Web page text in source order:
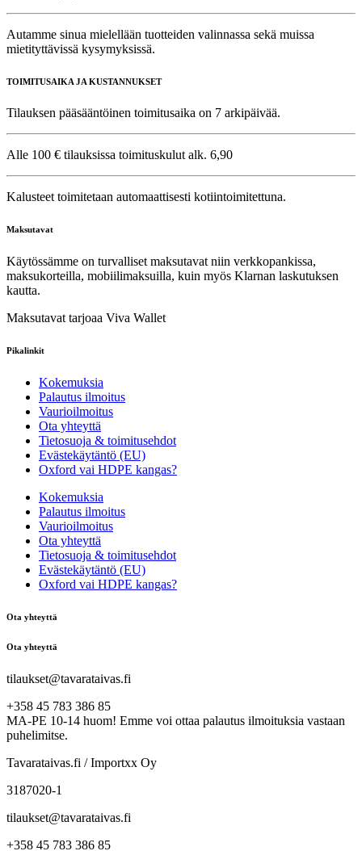
Autamme sinua mielellään tuotteiden valinnassa sekä muissa
mietityttävissä kysymyksissä.
TOIMITUSAIKA JA KUSTANNUKSET
Tilauksen pääsääntöinen toimitusaika on 7 arkipäivää.
Alle 100 € tilauksissa toimituskulut alk. 6,90
Kalusteet toimitetaan automaattisesti kotiintoimitettuna.
Maksutavat
Käytössämme on turvalliset maksutavat niin verkkopankissa,
maksukorteilla, mobiilimaksuilla, kuin myös Klarnan laskutuksen
kautta.
Maksutavat tarjoaa Viva Wallet
Pikalinkit
Kokemuksia
Palautus ilmoitus
Vaurioilmoitus
Ota yhteyttä
Tietosuoja & toimitusehdot
Evästekäytäntö (EU)
Oxford vai HDPE kangas?
Kokemuksia
Palautus ilmoitus
Vaurioilmoitus
Ota yhteyttä
Tietosuoja & toimitusehdot
Evästekäytäntö (EU)
Oxford vai HDPE kangas?
Ota yhteyttä
Ota yhteyttä
tilaukset@tavarataivas.fi
+358 45 783 386 85
MA-PE 10-14 huom! Emme voi ottaa palautus ilmoituksia vastaan
puhelimitse.
Tavarataivas.fi / Importxx Oy
3187020-1
tilaukset@tavarataivas.fi
+358 45 783 386 85